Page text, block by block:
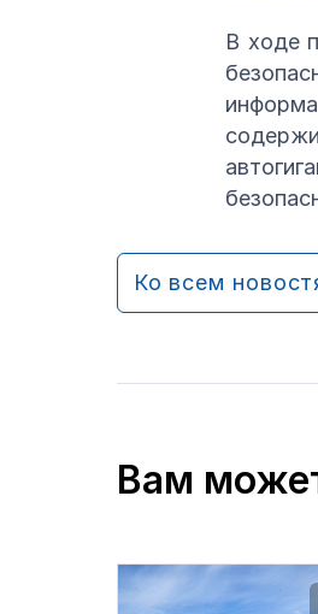
В ходе
Ко всем
Вам